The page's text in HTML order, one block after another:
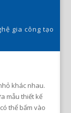
gia công tạo
khác nhau.
mẫu thiết kế
thể bấm vào